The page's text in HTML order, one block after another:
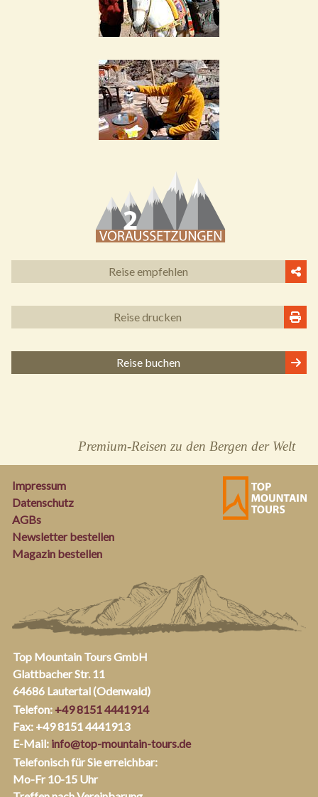
Reise empfehlen
Reise drucken
Reise buchen
Premium-Reisen zu den Bergen der Welt
Impressum
Datenschutz
AGBs
Newsletter bestellen
Magazin bestellen
Top Mountain Tours GmbH
Glattbacher Str. 11
64686 Lautertal (Odenwald)
Telefon: +49 8151 4441914
Fax: +49 8151 4441913
E-Mail: info@top-mountain-tours.de
Telefonisch für Sie erreichbar:
Mo-Fr 10-15 Uhr